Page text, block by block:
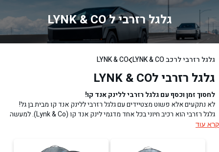
גלגל רזרבי ל LYNK & CO
גלגל רזרבי לרכב LYNK & CO LYNK & CO
גלגל רזרבי לLYNK & CO
לחסוך זמן וכסף עם גלגל רזרבי ללינק אנד קו!
לא נתקעים אלא פשוט מצטיידים עם גלגל רזרבי ללינק אנד קו מבית בן גל!
גלגל רזרבי הוא רכיב חיוני בכל אחד מדגמי לינק אנד קו (Lynk & Co). למעשה
מדובר בפריט שהוא כמעט חובה, ובמיוחד למי שלא רוצים להיתקע בגלל פנצ'ר
כדאי לכם לדאוג לכך, ולנו יש בשבילכם ערכה מלאה: גם גלגל ספייר ללינק אנד
קרא עוד